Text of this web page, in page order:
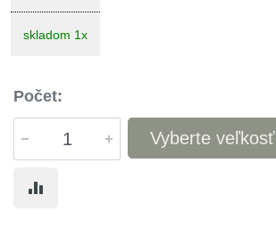
skladom 1x
Počet:
Vyberte veľkosť